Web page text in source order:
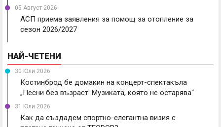
05 Август 2026
АСП приема заявления за помощ за отопление за
сезон 2026/2027
НАЙ-ЧЕТЕНИ
30 Юли 2026
Костинброд бе домакин на концерт-спектакъла
„Песни без възраст: Музиката, която не остарява“
31 Юли 2026
Как да създадем спортно-елегантна визия с